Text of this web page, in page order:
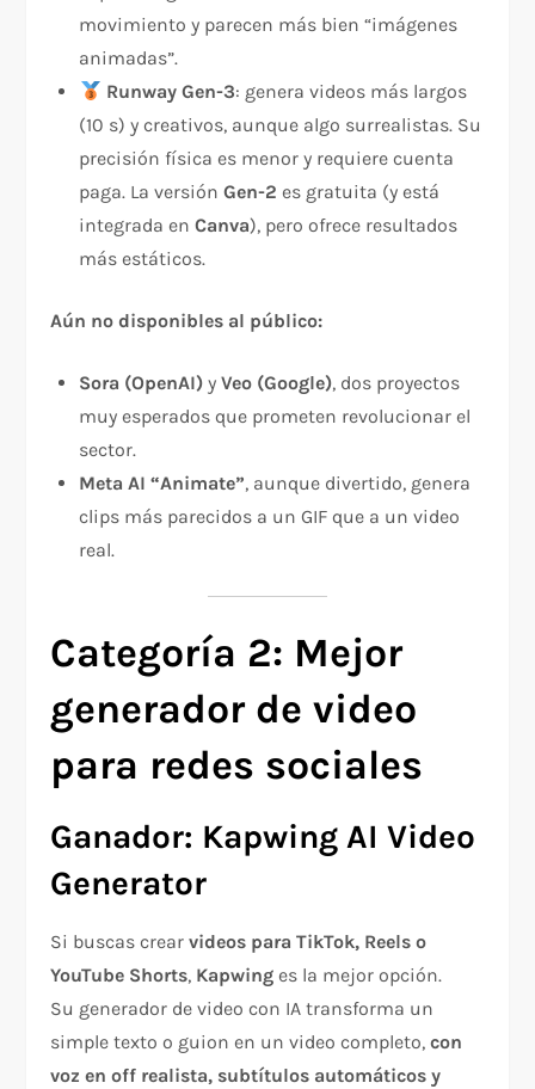
movimiento y parecen más bien “imágenes
animadas”.
Runway Gen-3: genera videos más largos
(10 s) y creativos, aunque algo surrealistas. Su
precisión física es menor y requiere cuenta
paga. La versiónGen-2 es gratuita (y está
integrada enCanva), pero ofrece resultados
más estáticos.
Aún no disponibles al público:
Sora (OpenAI) yVeo (Google), dos proyectos
muy esperados que prometen revolucionar el
sector.
Meta AI “Animate”, aunque divertido, genera
clips más parecidos a un GIF que a un video
real.
Categoría 2: Mejor
generador de video
para redes sociales
Ganador: Kapwing AI Video
Generator
Si buscas crearvideos para TikTok, Reels o
YouTube Shorts, Kapwing es la mejor opción.
Su generador de video con IA transforma un
simple texto o guion en un video completo,con
voz en off realista, subtítulos automáticos y